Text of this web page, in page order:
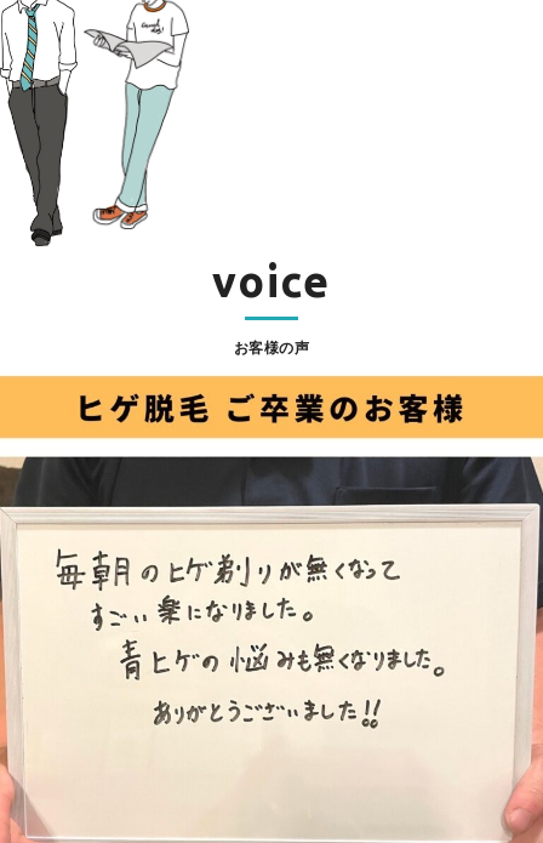
voice
お客様の声